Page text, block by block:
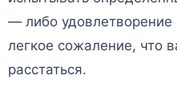
— либо удовлетворение
легкое сожаление, что
расстаться.